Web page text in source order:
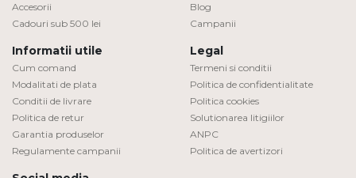
Accesorii
Cadouri sub 500 lei
Blog
Campanii
Informatii utile
Cum comand
Modalitati de plata
Conditii de livrare
Politica de retur
Garantia produselor
Regulamente campanii
Legal
Termeni si conditii
Politica de confidentialitate
Politica cookies
Solutionarea litigiilor
ANPC
Politica de avertizori